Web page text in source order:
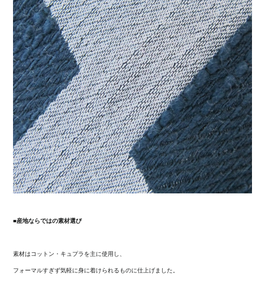
■産地ならではの素材選び
素材はコットン・キュプラを主に使用し、
フォーマルすぎず気軽に身に着けられるものに仕上げました。